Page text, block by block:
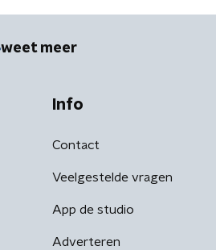
weet meer
Info
Contact
Veelgestelde vragen
App de studio
Adverteren